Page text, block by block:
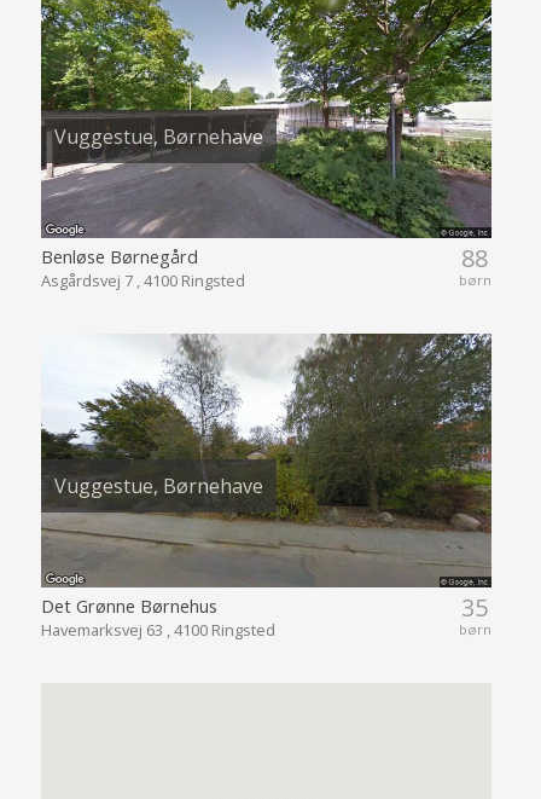
Vuggestue, Børnehave
88
børn
Benløse Børnegård
Asgårdsvej 7 , 4100 Ringsted
Vuggestue, Børnehave
35
børn
Det Grønne Børnehus
Havemarksvej 63 , 4100 Ringsted